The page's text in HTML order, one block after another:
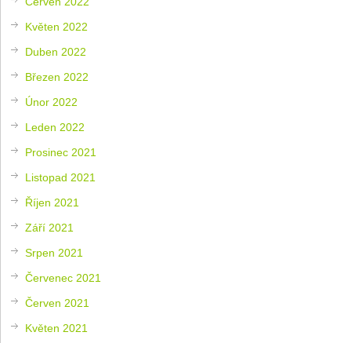
Květen 2022
Duben 2022
Březen 2022
Únor 2022
Leden 2022
Prosinec 2021
Listopad 2021
Říjen 2021
Září 2021
Srpen 2021
Červenec 2021
Červen 2021
Květen 2021